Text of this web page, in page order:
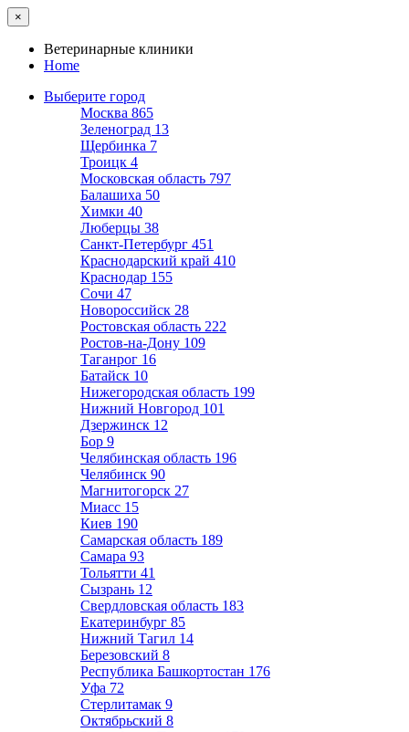
×
Ветеринарные клиники
Home
Выберите город
Москва 865
Зеленоград 13
Щербинка 7
Троицк 4
Московская область 797
Балашиха 50
Химки 40
Люберцы 38
Санкт-Петербург 451
Краснодарский край 410
Краснодар 155
Сочи 47
Новороссийск 28
Ростовская область 222
Ростов-на-Дону 109
Таганрог 16
Батайск 10
Нижегородская область 199
Нижний Новгород 101
Дзержинск 12
Бор 9
Челябинская область 196
Челябинск 90
Магнитогорск 27
Миасс 15
Киев 190
Самарская область 189
Самара 93
Тольятти 41
Сызрань 12
Свердловская область 183
Екатеринбург 85
Нижний Тагил 14
Березовский 8
Республика Башкортостан 176
Уфа 72
Стерлитамак 9
Октябрьский 8